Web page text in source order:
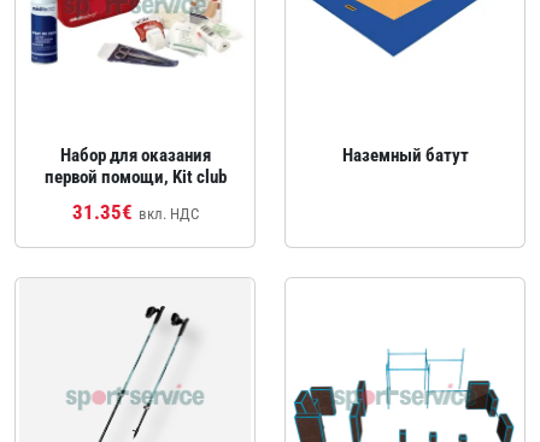
Набор для оказания
первой помощи, Kit club
31.35€ вкл. НДС
Наземный батут